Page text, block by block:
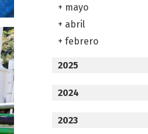
+ mayo
+ abril
+ febrero
2025
2024
2023